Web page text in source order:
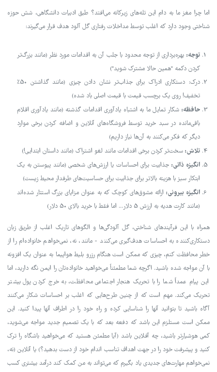
اما چرا مغز ما به دام این تله‌های زیرکانه می‌افتد؟ طبق ادبیات دانشگاهی، شش حوزه
شناختی وجود دارد که اغلب توسط مداخلات رفتاری گل آلود هدف قرار می‌گیرند:
توجه: بهره‌برداری از توجه محدود با جلب آن به اقدامات مورد نظر (مانند بزرگ‌تر
کردن دکمه "همین حالا مشترک شوید")
درک: دستکاری ادراک برای جذاب‌تر نشان دادن چیزی (مانند گذاشتن 50٪
تخفیف! روی یک برچسب قیمت با قیمت اصلی باد شده)
حافظه: شکار تمایل ما به اشتباه یادآوری اقدامات گذشته (مانند یادآوری اقلام
باقی‌مانده در سبد خرید توسط فروشگاه‌های آنلاین و اضافه کردن برخی موارد
دیگر که فکر می‌کنند به آن‌ها نیاز داریم)
تلاش: سخت‌تر کردن برخی اقدامات مانند لغو اشتراک (مانند داستان ابتدایی!)
انگیزه ذاتی: جذابیت برای احساسات یا ارزش‌های شخصی (مانند پیوستن به یک
ابتکار سبز با هزینه بالاتر برای جذابیت برای حساسیت‌های طرفدار محیط زیست)
انگیزه بیرونی: ارائه مشوق‌های کوچک که به عنوان مزایای بزرگ استتار شده‌اند
(مانند کارت هدیه به ارزش 5 دلار... اما فقط با خرید بالای 50 دلار)
همراه با این فرآیندهای شناختی، گل آلودگی‌ها و الگوهای تاریک اغلب از طریق زبان
دستکاری‌کننده به احساسات هدف‌گیری می‌کنند - مانند، نه، نمی‌خواهم خانواده‌ام را از
خطر محافظت کنم، چیزی که ممکن است هنگام رزرو بلیط هواپیما به عنوان یک افزونه
با آن مواجه شده باشید. اگرچه شما مطمئناً می‌خواهید خانواده‌تان را ایمن نگه دارید، اما
این پیام عمداً شما را با تحریک هنجار اجتماعی محافظت، به خرج کردن پول بیشتر
تحریک می‌کند. مهم است که از چنین طرح‌هایی که اغلب بر احساسات شکار می‌کنند
آگاه باشید تا بتوانید آنها را شناسایی کرده و راه خود را در اطراف آنها پیدا کنید. این
ممکن است مستلزم این باشد که دفعه بعد که با یک تصمیم جدید مواجه می‌شوید،
کمی هوشیارتر باشید، چه آفلاین باشد (آیا مطمئن هستید که می‌خواهید باشگاه را ترک
کنید و پیشرفت خود را در جهت اهداف تناسب اندام خود از دست بدهید؟) یا آنلاین (نه،
نمی‌خواهم مهارت‌های جدیدی یاد بگیرم که می‌تواند به من کمک کند درآمد بیشتری کسب